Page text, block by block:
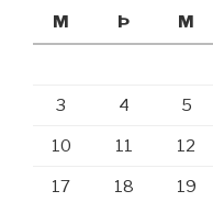
M
Þ M
3 4 5
10 11 12
17 18 19